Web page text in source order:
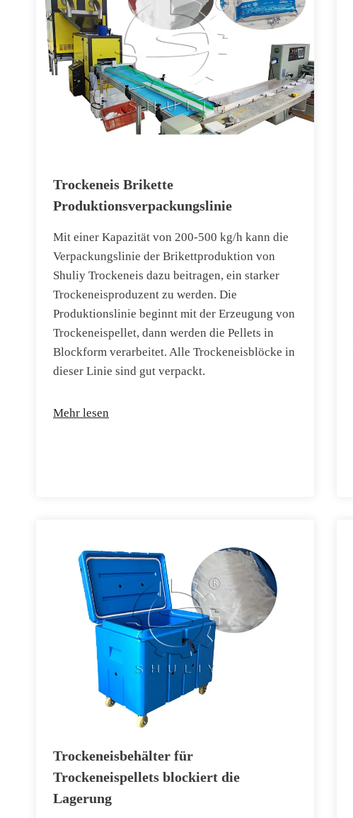
Trockeneis Brikette
Produktionsverpackungslinie
Mit einer Kapazität von 200-500 kg/h kann die
Verpackungslinie der Brikettproduktion von
Shuliy Trockeneis dazu beitragen, ein starker
Trockeneisproduzent zu werden. Die
Produktionslinie beginnt mit der Erzeugung von
Trockeneispellet, dann werden die Pellets in
Blockform verarbeitet. Alle Trockeneisblöcke in
dieser Linie sind gut verpackt.
Mehr lesen
Trockeneisbehälter für
Trockeneispellets blockiert die
Lagerung